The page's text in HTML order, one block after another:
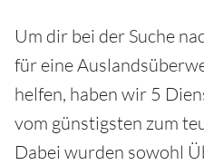
Um dir bei der Suche
für eine
helfen, haben wir 5
vom günstigsten zum
Dabei wurden sowohl